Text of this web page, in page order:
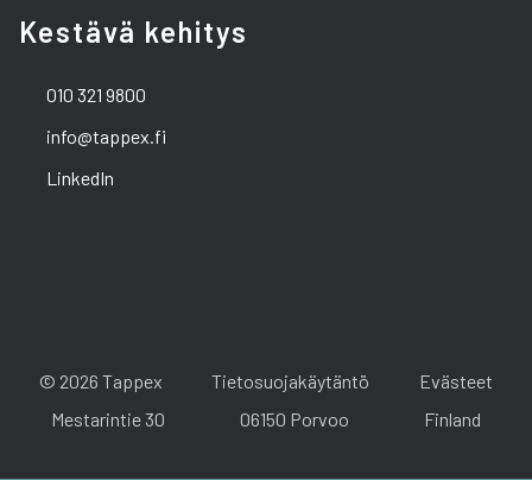
Kestävä kehitys
010 321 9800
info@tappex.fi
LinkedIn
© 2026 Tappex Tietosuojakäytäntö
Evästeet
Mestarintie 30
06150 Porvoo Finland